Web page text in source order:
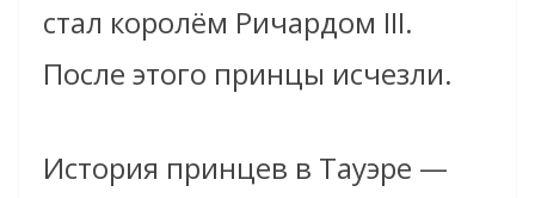
стал королём Ричардом III.
После этого принцы исчезли.
История принцев в Тауэре —